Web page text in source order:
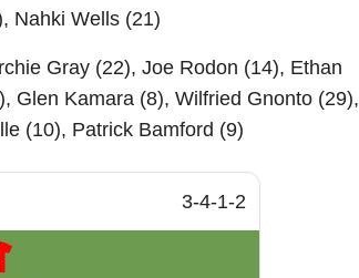
Nahki Wells (21)
Gray (22), Joe Rodon (14), Ethan
Glen Kamara (8), Wilfried Gnonto (29),
(10), Patrick Bamford (9)
3-4-1-2